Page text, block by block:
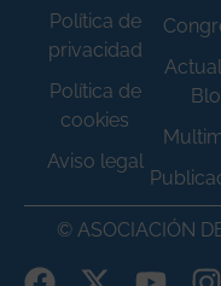
Política de
privacidad
Política de
cookies
Aviso legal
© ASOCIACIÓN